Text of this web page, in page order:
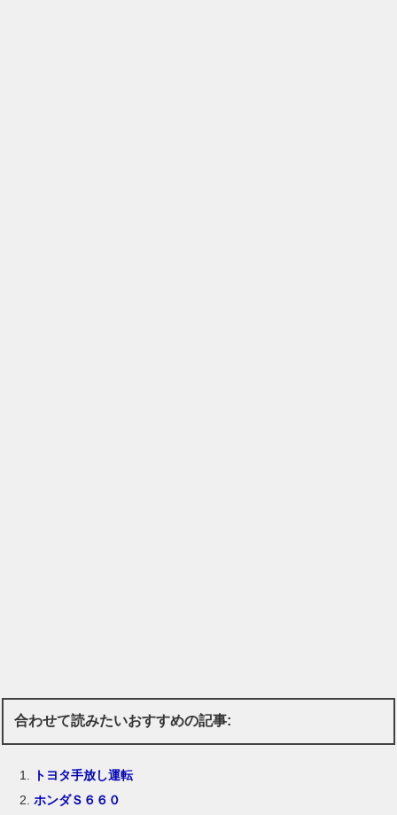
合わせて読みたいおすすめの記事:
トヨタ手放し運転
ホンダＳ６６０